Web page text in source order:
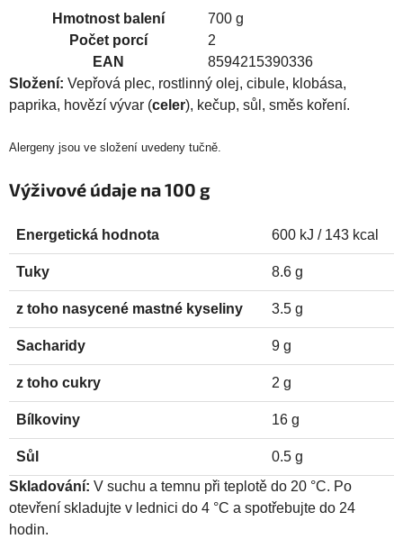
Hmotnost balení
700 g
Počet porcí
2
EAN
8594215390336
Složení: Vepřová plec, rostlinný olej, cibule, klobása,
paprika, hovězí vývar (celer), kečup, sůl, směs koření.
Alergeny jsou ve složení uvedeny tučně.
Výživové údaje na 100 g
Energetická hodnota 600 kJ / 143 kcal
Tuky 8.6 g
z toho nasycené mastné kyseliny 3.5 g
Sacharidy 9 g
z toho cukry 2 g
Bílkoviny 16 g
Sůl
0.5 g
Skladování: V suchu a temnu při teplotě do 20 °C. Po
otevření skladujte v lednici do 4 °C a spotřebujte do 24
hodin.